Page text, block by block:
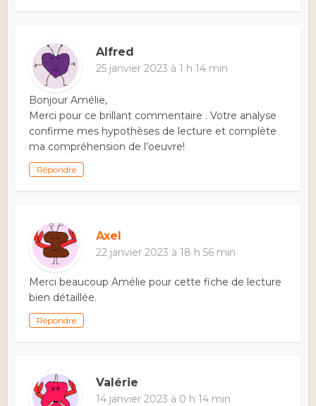
Alfred
25 janvier 2023 à 1 h 14 min
Bonjour Amélie,
Merci pour ce brillant commentaire . Votre analyse
confirme mes hypothèses de lecture et complète
ma compréhension de l’oeuvre!
Répondre
Axel
22 janvier 2023 à 18 h 56 min
Merci beaucoup Amélie pour cette fiche de lecture
bien détaillée.
Répondre
Valérie
14 janvier 2023 à 0 h 14 min